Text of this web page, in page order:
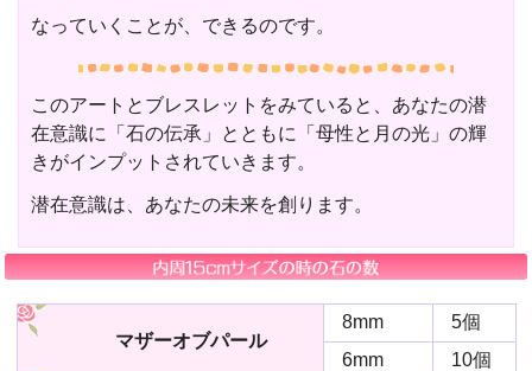
なっていくことが、できるのです。
このアートとブレスレットをみていると、あなたの潜
在意識に「石の伝承」とともに「母性と月の光」の輝
きがインプットされていきます。
潜在意識は、あなたの未来を創ります。
マザーオブパール
8mm
5個
6mm
10個